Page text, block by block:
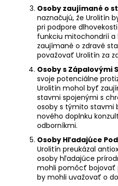
Osoby zaujímané o
naznačujú, že Urolitín
pri podpore
funkciu mitochondrií a
zaujímané o zdravé
považovať Urolitín za
Osoby s Zápalovými
svoje potenciálne
Urolitín mohol byť
stavmi spojenými s
osoby s týmito stavmi
nového doplnku
odborníkmi.
Osoby Hľadajúce
Urolitín preukázal
osoby hľadajúce
mohli pomôcť bojovať
by mohli uvažovať o